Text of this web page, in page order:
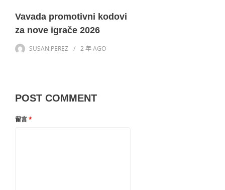
Vavada promotivni kodovi
za nove igrače 2026
SUSAN.PEREZ 2 年AGO
POST COMMENT
留言*